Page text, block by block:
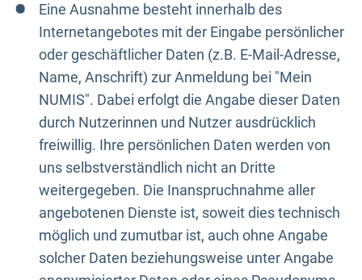
Eine Ausnahme besteht innerhalb des
Internetangebotes mit der Eingabe persönlicher
oder geschäftlicher Daten (z.B. E-Mail-Adresse,
Name, Anschrift) zur Anmeldung bei "Mein
NUMIS". Dabei erfolgt die Angabe dieser Daten
durch Nutzerinnen und Nutzer ausdrücklich
freiwillig. Ihre persönlichen Daten werden von
uns selbstverständlich nicht an Dritte
weitergegeben. Die Inanspruchnahme aller
angebotenen Dienste ist, soweit dies technisch
möglich und zumutbar ist, auch ohne Angabe
solcher Daten beziehungsweise unter Angabe